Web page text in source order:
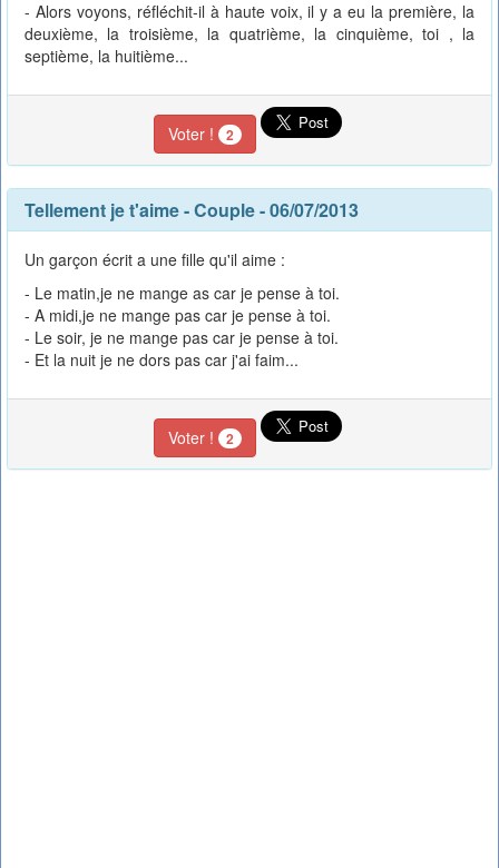
- Alors voyons, réfléchit-il à haute voix, il y a eu la première, la
deuxième, la troisième, la quatrième, la cinquième, toi , la
septième, la huitième...
Voter ! 2
Tellement je t'aime-Couple- 06/07/2013
Un garçon écrit a une fille qu'il aime :
- Le matin,je ne mange as car je pense à toi.
- A midi,je ne mange pas car je pense à toi.
- Le soir, je ne mange pas car je pense à toi.
- Et la nuit je ne dors pas car j'ai faim...
Voter ! 2